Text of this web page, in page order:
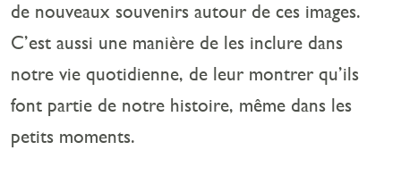
de nouveaux souvenirs autour de ces images.
C’est aussi une manière de les inclure dans
notre vie quotidienne, de leur montrer qu’ils
font partie de notre histoire, même dans les
petits moments.